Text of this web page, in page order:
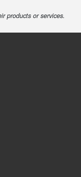
products or services.